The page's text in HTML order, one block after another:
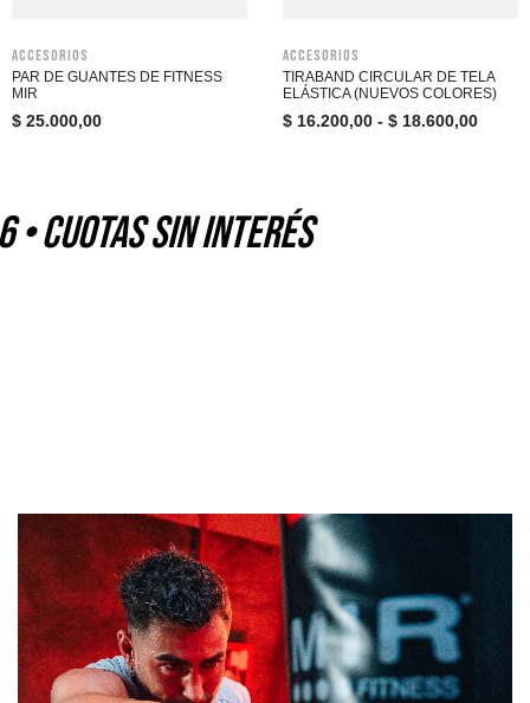
Accesorios
PAR DE GUANTES DE FITNESS
MIR
$ 25.000,00
Accesorios
TIRABAND CIRCULAR DE TELA
ELÁSTICA (NUEVOS COLORES)
$ 16.200,00 - $ 18.600,00
•CUOTAS SIN INTERÉS